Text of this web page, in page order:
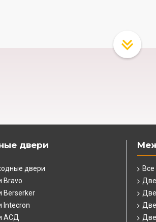
двери
двери
Bravo
Berserker
Intecron
АСД